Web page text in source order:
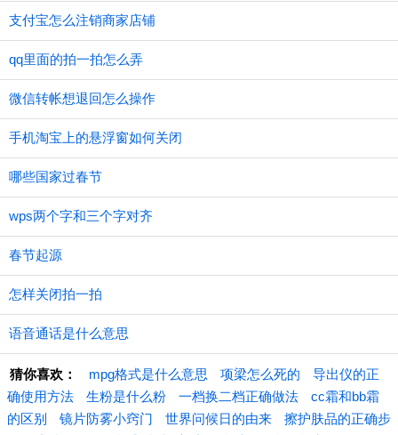
支付宝怎么注销商家店铺
qq里面的拍一拍怎么弄
微信转帐想退回怎么操作
手机淘宝上的悬浮窗如何关闭
哪些国家过春节
wps两个字和三个字对齐
春节起源
怎样关闭拍一拍
语音通话是什么意思
猜你喜欢： mpg格式是什么意思 项梁怎么死的
导出仪的正
确使用方法
生粉是什么粉 一档换二档正确做法
cc霜和bb霜
的区别
镜片防雾小窍门 世界问候日的由来
擦护肤品的正确步